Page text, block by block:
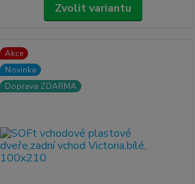
Zvolit variantu
Akce
Novinka
Doprava ZDARMA